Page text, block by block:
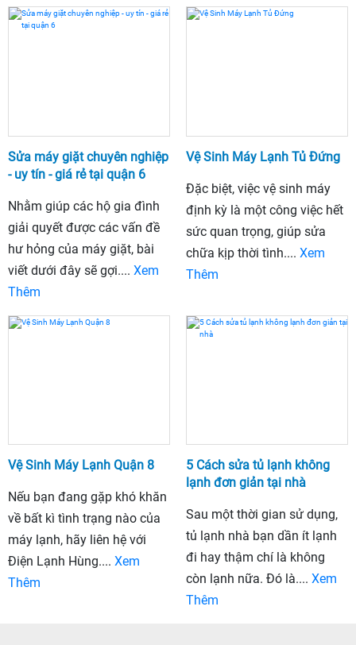
Sửa máy giặt chuyên nghiệp
- uy tín - giá rẻ tại quận 6
Nhằm giúp các hộ gia đình
giải quyết được các vấn đề
hư hỏng của máy giặt, bài
viết dưới đây sẽ gợi.... Xem
Thêm
Vệ Sinh Máy Lạnh Tủ Đứng
Đặc biệt, việc vệ sinh máy
định kỳ là một công việc hết
sức quan trọng, giúp sửa
chữa kịp thời tình.... Xem
Thêm
Vệ Sinh Máy Lạnh Quận 8
Nếu bạn đang gặp khó khăn
về bất kì tình trạng nào của
máy lạnh, hãy liên hệ với
Điện Lạnh Hùng.... Xem
Thêm
5 Cách sửa tủ lạnh không
lạnh đơn giản tại nhà
Sau một thời gian sử dụng,
tủ lạnh nhà bạn dần ít lạnh
đi hay thậm chí là không
còn lạnh nữa. Đó là.... Xem
Thêm